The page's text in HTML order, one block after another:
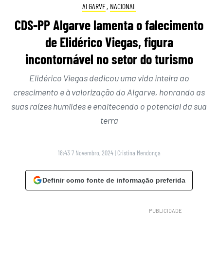
ALGARVE, NACIONAL
CDS-PP Algarve lamenta o falecimento
de Elidérico Viegas, figura
incontornável no setor do turismo
Elidérico Viegas dedicou uma vida inteira ao
crescimento e à valorização do Algarve, honrando as
suas raízes humildes e enaltecendo o potencial da sua
terra
18:43 7 Novembro, 2024 | Cristina Mendonça
Definir como fonte de informação preferida